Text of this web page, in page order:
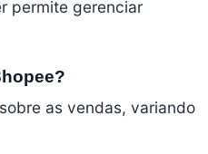
permite gerenciar
as vendas, variando